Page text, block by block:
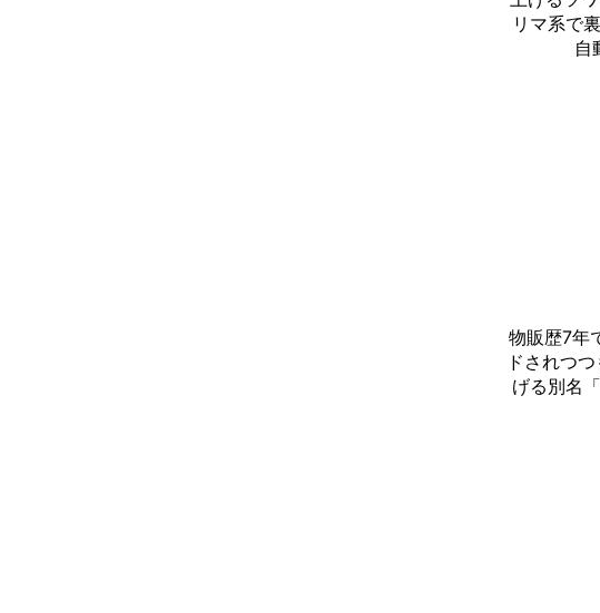
リマ系で
自
物販歴7年
ドされつ
げる別名